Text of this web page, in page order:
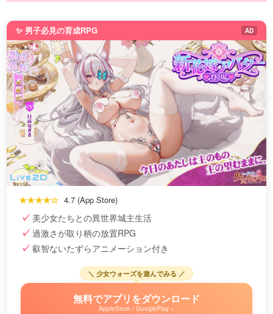
✨ 男子必見の育成RPG AD
★★★★☆ 4.7 (App Store)
美少女たちとの異世界城主生活
過激さが取り柄の放置RPG
叡智ないたずらアニメーション付き
＼ 少女ウォーズを遊んでみる ／
無料でアプリをダウンロード
AppleStore / GooglePlay »